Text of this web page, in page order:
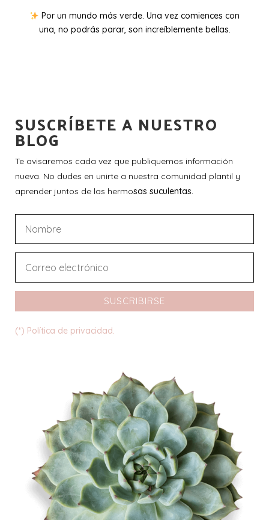
Por un mundo más verde. Una vez comiences con
una, no podrás parar, son increíblemente bellas.
SUSCRÍBETE A NUESTRO
BLOG
Te avisaremos cada vez que publiquemos información
nueva. No dudes en unirte a nuestra comunidad plantil y
aprender juntos de las hermosas suculentas.
SUSCRIBIRSE
(*) Política de privacidad.